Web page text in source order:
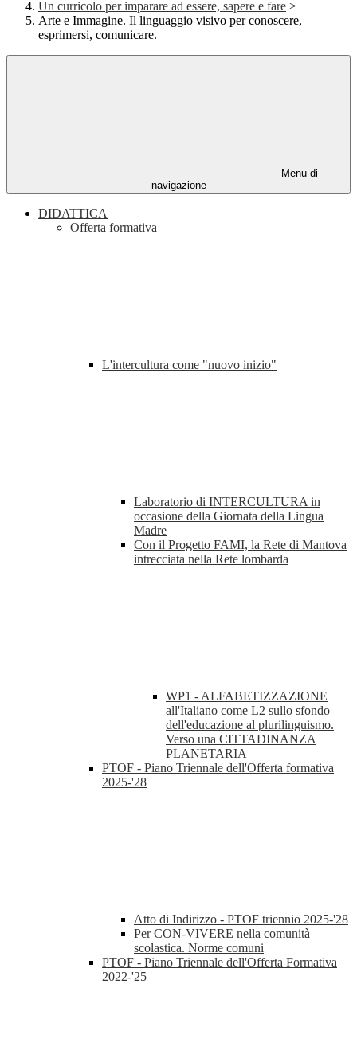
Un curricolo per imparare ad essere, sapere e fare >
Arte e Immagine. Il linguaggio visivo per conoscere,
esprimersi, comunicare.
Menu di
navigazione
DIDATTICA
Offerta formativa
L'intercultura come "nuovo inizio"
Laboratorio di INTERCULTURA in
occasione della Giornata della Lingua
Madre
Con il Progetto FAMI, la Rete di Mantova
intrecciata nella Rete lombarda
WP1 - ALFABETIZZAZIONE
all'Italiano come L2 sullo sfondo
dell'educazione al plurilinguismo.
Verso una CITTADINANZA
PLANETARIA
PTOF - Piano Triennale dell'Offerta formativa
2025-'28
Atto di Indirizzo - PTOF triennio 2025-'28
Per CON-VIVERE nella comunità
scolastica. Norme comuni
PTOF - Piano Triennale dell'Offerta Formativa
2022-'25